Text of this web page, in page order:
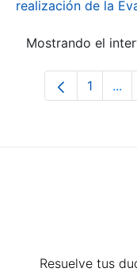
realización de la
Mostrando el
Página
1 ...
Resuelve tus